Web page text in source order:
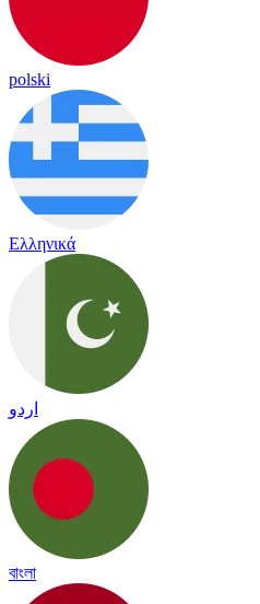
polski
Ελληνικά
اردو
বাংলা